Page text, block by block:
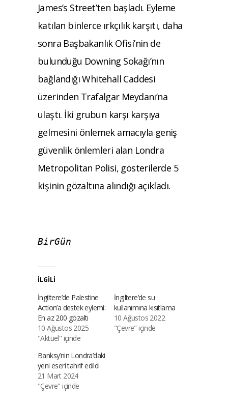
James’s Street’ten başladı. Eyleme
katılan binlerce ırkçılık karşıtı, daha
sonra Başbakanlık Ofisi’nin de
bulunduğu Downing Sokağı’nın
bağlandığı Whitehall Caddesi
üzerinden Trafalgar Meydanı’na
ulaştı. İki grubun karşı karşıya
gelmesini önlemek amacıyla geniş
güvenlik önlemleri alan Londra
Metropolitan Polisi, gösterilerde 5
kişinin gözaltına alındığı açıkladı.
BirGün
İLGILI
İngiltere’de Palestine
Action’a destek eylemi:
En az 200 gözaltı
10 Ağustos 2025
"Aktüel" içinde
İngiltere’de su
kullanımına kısıtlama
10 Ağustos 2022
"Çevre" içinde
Banksy’nin Londra’daki
yeni eseri tahrif edildi
21 Mart 2024
"Çevre" içinde